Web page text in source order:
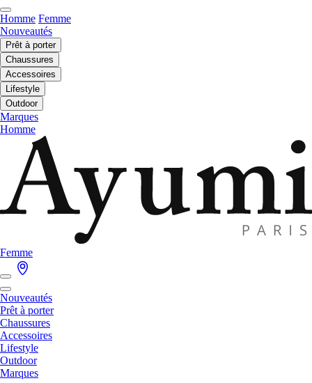
Homme Femme
Nouveautés
Prêt à porter
Chaussures
Accessoires
Lifestyle
Outdoor
Marques
Homme
Femme
Nouveautés
Prêt à porter
Chaussures
Accessoires
Lifestyle
Outdoor
Marques